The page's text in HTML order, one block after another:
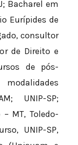
Bacharel em
Eurípides de
consultor
de Direito e
de pós-
UNIP-SP;
– MT, Toledo-
UNIP-SP,